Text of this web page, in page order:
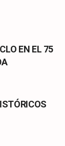
EN EL 75